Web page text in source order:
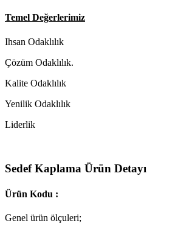
Temel Değerlerimiz
Ihsan Odaklılık
Çözüm Odaklılık.
Kalite Odaklılık
Yenilik Odaklılık
Liderlik
Sedef Kaplama Ürün Detayı
Ürün Kodu :
Genel ürün ölçuleri;